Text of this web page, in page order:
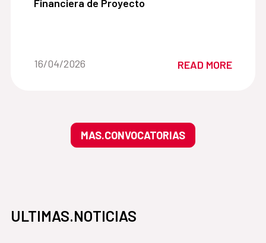
Financiera de Proyecto
Date of the news::
16/04/2026 READ MORE
MAS.CONVOCATORIAS
ULTIMAS.NOTICIAS